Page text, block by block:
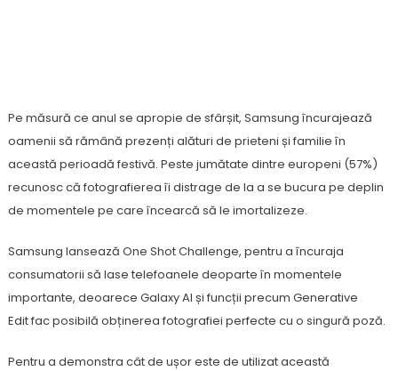
Pe măsură ce anul se apropie de sfârșit, Samsung încurajează
oamenii să rămână prezenți alături de prieteni și familie în
această perioadă festivă. Peste jumătate dintre europeni (57%)
recunosc că fotografierea îi distrage de la a se bucura pe deplin
de momentele pe care încearcă să le imortalizeze.
Samsung lansează One Shot Challenge, pentru a încuraja
consumatorii să lase telefoanele deoparte în momentele
importante, deoarece Galaxy AI și funcții precum Generative
Edit fac posibilă obținerea fotografiei perfecte cu o singură poză.
Pentru a demonstra cât de ușor este de utilizat această